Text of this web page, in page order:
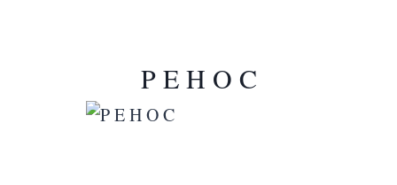
P E H O C